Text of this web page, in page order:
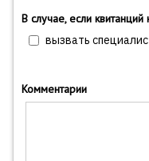
В случае, если
вызвать
Комментарии